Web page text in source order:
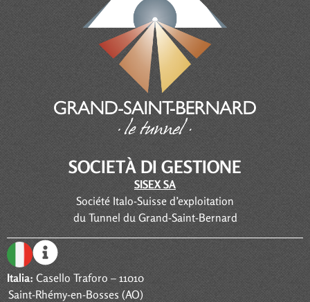
SOCIETÀ DI GESTIONE
SISEX SA
Société Italo-Suisse d’exploitation
du Tunnel du Grand-Saint-Bernard
Italia: Casello Traforo – 11010
Saint-Rhémy-en-Bosses (AO)